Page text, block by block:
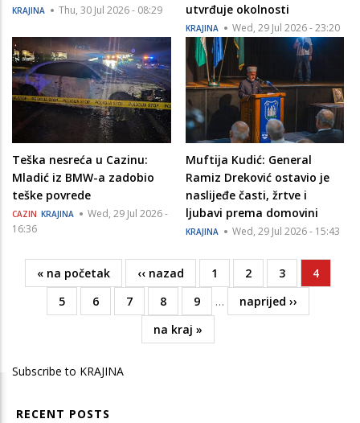
KRAJINA Thu, 30 Jul 2026 - 08:29
utvrđuje okolnosti
KRAJINA Wed, 29 Jul 2026 - 23:20
Teška nesreća u Cazinu:
Mladić iz BMW-a zadobio
teške povrede
CAZIN KRAJINA
Wed, 29 Jul 2026 -
16:36
Muftija Kudić: General
Ramiz Dreković ostavio je
naslijeđe časti, žrtve i
ljubavi prema domovini
KRAJINA Wed, 29 Jul 2026 - 15:43
Pagination
First
page
« na početak
Previous
page
‹‹ nazad Page
1 Page
2 Page
3
Current
page
4
Page
5 Page
6 Page
7 Page
8 Page
9 …
Next
page
naprijed ››
Last
page
na kraj »
Subscribe to KRAJINA
RECENT POSTS